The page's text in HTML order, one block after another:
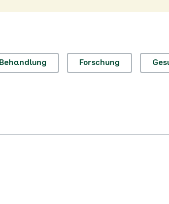
Behandlung Forschung